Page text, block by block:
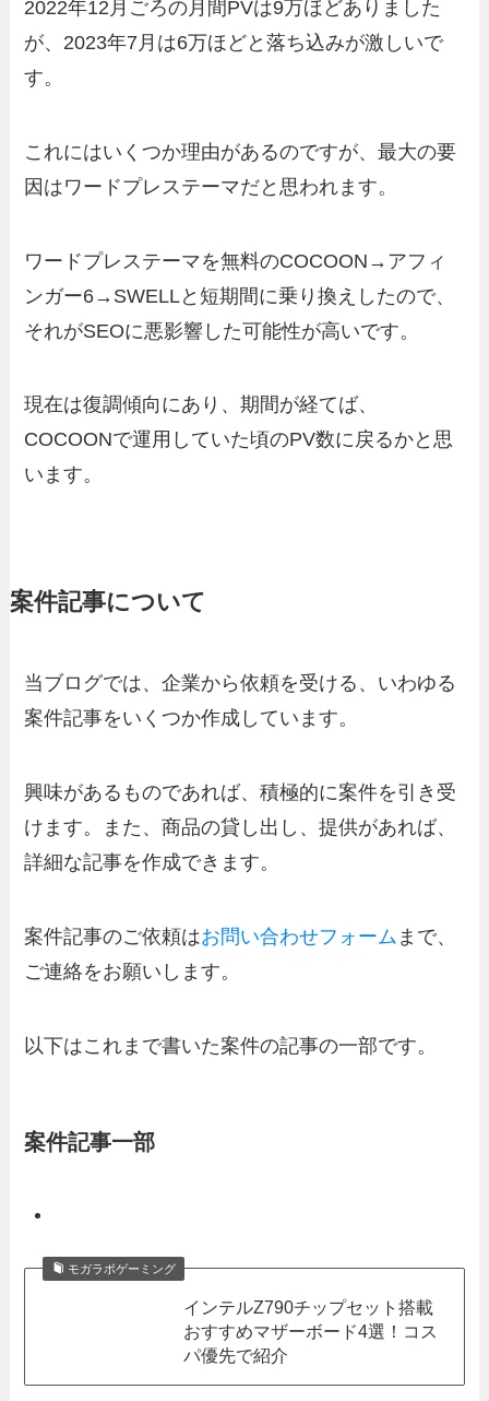
2022年12月ごろの月間PVは9万ほどありました
が、2023年7月は6万ほどと落ち込みが激しいで
す。
これにはいくつか理由があるのですが、最大の要
因はワードプレステーマだと思われます。
ワードプレステーマを無料のCOCOON→アフィ
ンガー6→SWELLと短期間に乗り換えしたので、
それがSEOに悪影響した可能性が高いです。
現在は復調傾向にあり、期間が経てば、
COCOONで運用していた頃のPV数に戻るかと思
います。
案件記事について
当ブログでは、企業から依頼を受ける、いわゆる
案件記事をいくつか作成しています。
興味があるものであれば、積極的に案件を引き受
けます。また、商品の貸し出し、提供があれば、
詳細な記事を作成できます。
案件記事のご依頼はお問い合わせフォーム まで、
ご連絡をお願いします。
以下はこれまで書いた案件の記事の一部です。
案件記事一部
モガラボゲーミング
インテルZ790チップセット搭載
おすすめマザーボード4選！コス
パ優先で紹介